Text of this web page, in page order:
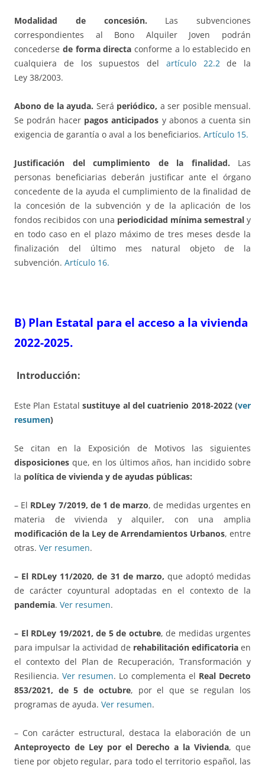
Modalidad de concesión. Las subvenciones
correspondientes al Bono Alquiler Joven podrán
concederse de forma directa conforme a lo establecido en
cualquiera de los supuestos del artículo 22.2de la
Ley 38/2003.
Abono de la ayuda. Será periódico, a ser posible mensual.
Se podrán hacer pagos anticipados y abonos a cuenta sin
exigencia de garantía o aval a los beneficiarios. Artículo 15.
Justificación del cumplimiento de la finalidad. Las
personas beneficiarias deberán justificar ante el órgano
concedente de la ayuda el cumplimiento de la finalidad de
la concesión de la subvención y de la aplicación de los
fondos recibidos con una periodicidad mínima semestral y
en todo caso en el plazo máximo de tres meses desde la
finalización del último mes natural objeto de la
subvención. Artículo 16.
B) Plan Estatal para el acceso a la vivienda
2022-2025.
Introducción:
Este Plan Estatalsustituye al del cuatrienio 2018-2022 (ver
resumen)
Se citan en la Exposición de Motivos las siguientes
disposiciones que, en los últimos años, han incidido sobre
la política de vivienda y de ayudas públicas:
– El RDLey 7/2019, de 1 de marzo, de medidas urgentes en
materia de vivienda y alquiler, con una amplia
modificación de la Ley de Arrendamientos Urbanos, entre
otras. Ver resumen.
– El RDLey 11/2020, de 31 de marzo, que adoptó medidas
de carácter coyuntural adoptadas en el contexto de la
pandemia. Ver resumen.
– El RDLey 19/2021, de 5 de octubre, de medidas urgentes
para impulsar la actividad de rehabilitación edificatoria en
el contexto del Plan de Recuperación, Transformación y
Resiliencia.Ver resumen. Lo complementa el Real Decreto
853/2021, de 5 de octubre, por el que se regulan los
programas de ayuda. Ver resumen.
– Con carácter estructural, destaca la elaboración de un
Anteproyecto de Ley por el Derecho a la Vivienda, que
tiene por objeto regular, para todo el territorio español, las